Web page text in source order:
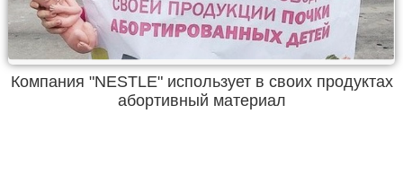
Компания "NESTLE" использует в своих продуктах
абортивный материал